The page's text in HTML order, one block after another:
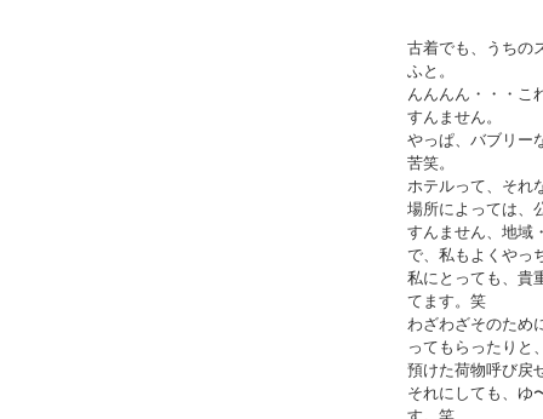
古着でも、うちの
ふと。
んんんん・・・こ
すんません。
やっぱ、バブリー
苦笑。
ホテルって、それ
場所によっては、
すんません、地域
で、私もよくやっ
私にとっても、貴
てます。笑
わざわざそのため
ってもらったりと
預けた荷物呼び戻
それにしても、ゆ